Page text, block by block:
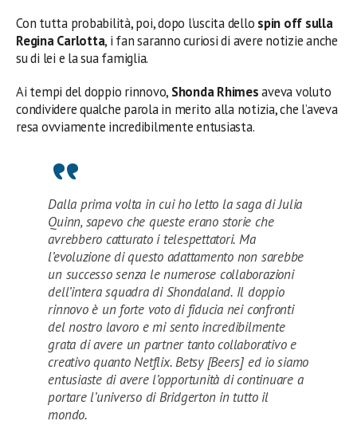
Con tutta probabilità, poi, dopo l’uscita dello spin off sulla
Regina Carlotta, i fan saranno curiosi di avere notizie anche
su di lei e la sua famiglia.
Ai tempi del doppio rinnovo, Shonda Rhimesaveva voluto
condividere qualche parola in merito alla notizia, che l’aveva
resa ovviamente incredibilmente entusiasta.
Dalla prima volta in cui ho letto la saga di Julia
Quinn, sapevo che queste erano storie che
avrebbero catturato i telespettatori. Ma
l’evoluzione di questo adattamento non sarebbe
un successo senza le numerose collaborazioni
dell’intera squadra di Shondaland. Il doppio
rinnovo è un forte voto di fiducia nei confronti
del nostro lavoro e mi sento incredibilmente
grata di avere un partner tanto collaborativo e
creativo quanto Netflix. Betsy [Beers] ed io siamo
entusiaste di avere l’opportunità di continuare a
portare l’universo di Bridgerton in tutto il
mondo.